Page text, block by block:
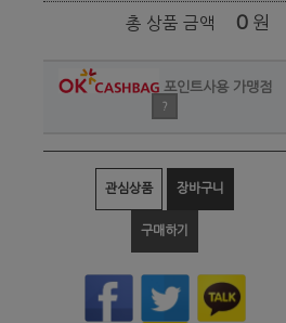
총 상품 금액 0 원
포인트사용 가맹점
?
관심상품 장바구니
구매하기